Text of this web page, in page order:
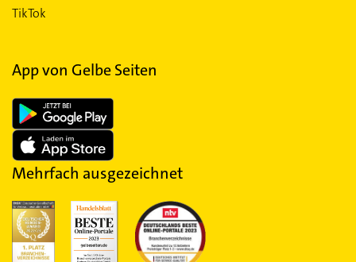
TikTok
App von Gelbe Seiten
Mehrfach ausgezeichnet